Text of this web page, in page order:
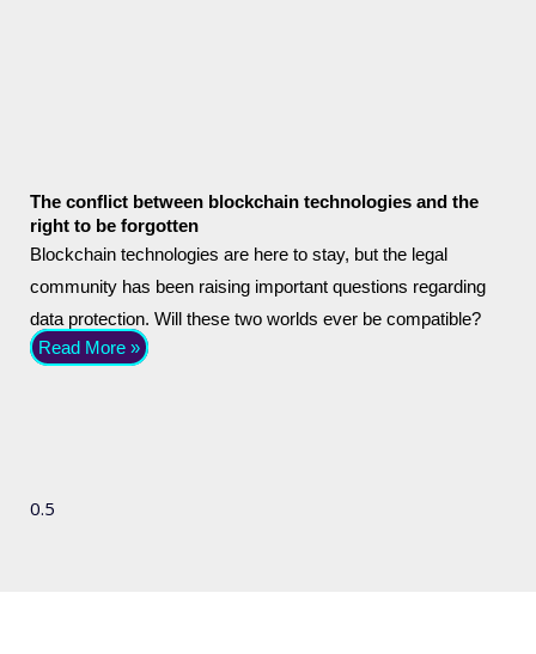
The conflict between blockchain technologies and the
right to be forgotten
Blockchain technologies are here to stay, but the legal
community has been raising important questions regarding
data protection. Will these two worlds ever be compatible?
Read More »